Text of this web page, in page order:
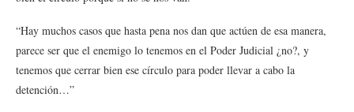
“Hay muchos casos que hasta pena nos dan que actúen de esa manera,
parece ser que el enemigo lo tenemos en el Poder Judicial ¿no?, y
tenemos que cerrar bien ese círculo para poder llevar a cabo la
detención…”